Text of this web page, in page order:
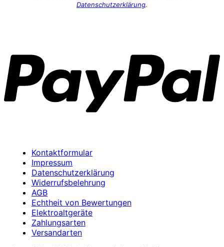
Datenschutzerklärung.
Kontaktformular
Impressum
Datenschutzerklärung
Widerrufsbelehrung
AGB
Echtheit von Bewertungen
Elektroaltgeräte
Zahlungsarten
Versandarten